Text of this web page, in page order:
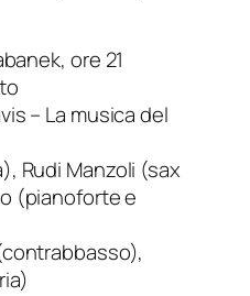
ore 21
– La musica del
Rudi Manzoli (sax
(pianoforte e